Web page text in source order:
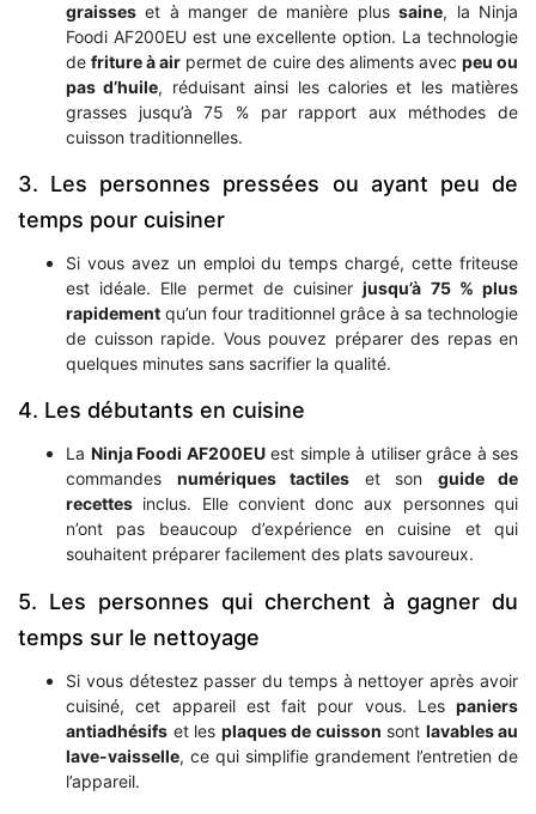
graisses et à manger de manière plussaine, la Ninja
Foodi AF200EU est une excellente option. La technologie
defriture à air permet de cuire des aliments avec peu ou
pas d’huile, réduisant ainsi les calories et les matières
grasses jusqu’à 75 % par rapport aux méthodes de
cuisson traditionnelles.
3. Les personnes pressées ou ayant peu de
temps pour cuisiner
Si vous avez un emploi du temps chargé, cette friteuse
est idéale. Elle permet de cuisinerjusqu’à 75 % plus
rapidement qu’un four traditionnel grâce à sa technologie
de cuisson rapide. Vous pouvez préparer des repas en
quelques minutes sans sacrifier la qualité.
4. Les débutants en cuisine
La Ninja Foodi AF200EUest simple à utiliser grâce à ses
commandes numériques tactiles et son guide de
recettes inclus. Elle convient donc aux personnes qui
n’ont pas beaucoup d’expérience en cuisine et qui
souhaitent préparer facilement des plats savoureux.
5. Les personnes qui cherchent à gagner du
temps sur le nettoyage
Si vous détestez passer du temps à nettoyer après avoir
cuisiné, cet appareil est fait pour vous. Les paniers
antiadhésifs et les plaques de cuisson sont lavables au
lave-vaisselle, ce qui simplifie grandement l’entretien de
l’appareil.